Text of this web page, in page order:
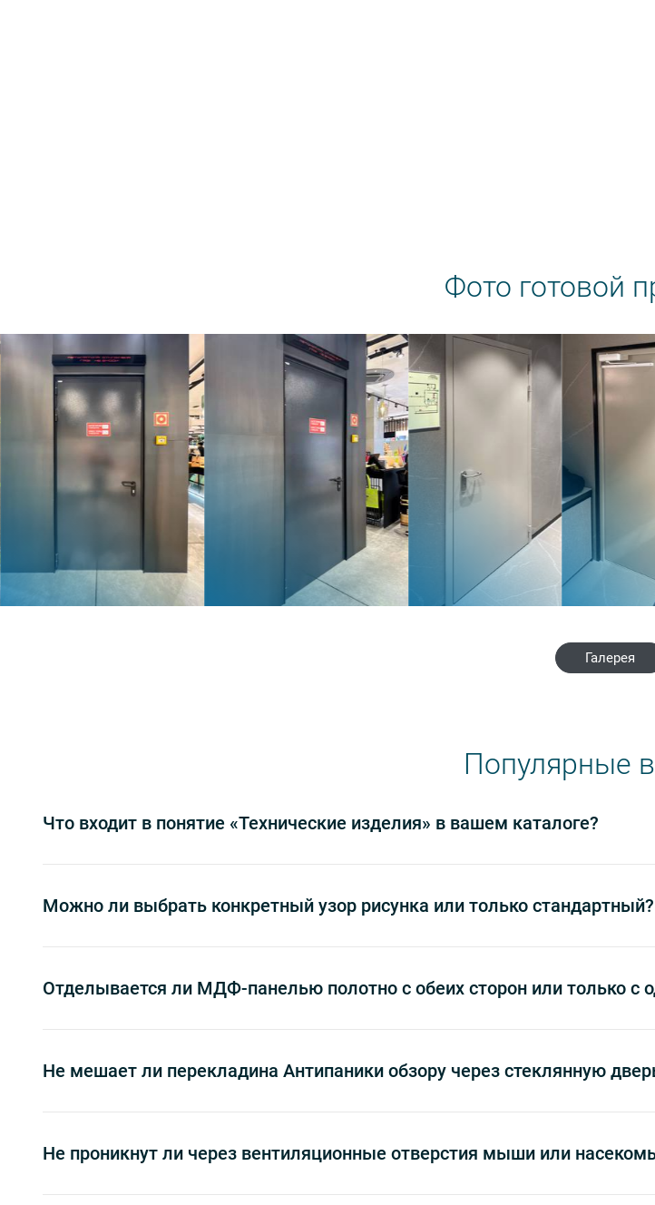
Фото готовой
Галерея
Популярные
Что входит в понятие «Технические изделия» в вашем каталоге?
Можно ли выбрать конкретный узор рисунка или только стандартный?
Отделывается ли МДФ-панелью полотно с обеих сторон или только с
Не мешает ли перекладина Антипаники обзору через стеклянную
Не проникнут ли через вентиляционные отверстия мыши или